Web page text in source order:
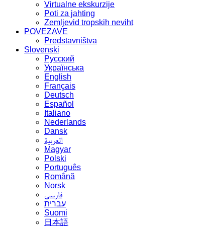
Virtualne ekskurzije
Poti za jahting
Zemljevid tropskih neviht
POVEZAVE
Predstavništva
Slovenski
Русский
Українська
English
Français
Deutsch
Español
Italiano
Nederlands
Dansk
العربية
Magyar
Polski
Português
Română
Norsk
فارسی
עברית
Suomi
日本語